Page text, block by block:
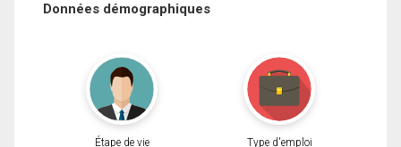
Données démographiques
Étape de vie Type d'emploi